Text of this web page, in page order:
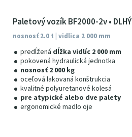
Paletový vozík BF2000-2v • DLHÝ
nosnosť 2.0 t | vidlica 2 000 mm
predĺžená dĺžka vidlíc 2 000 mm
pokovená hydraulická jednotka
nosnosť 2 000 kg
oceľová lakovaná konštrukcia
kvalitné polyuretanové kolesá
pre atypické alebo dve palety
ergonomické madlo oje